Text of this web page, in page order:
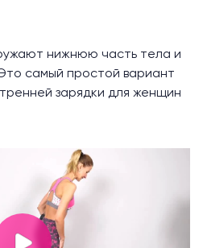
нижнюю часть тела и
самый простой вариант
зарядки для женщин